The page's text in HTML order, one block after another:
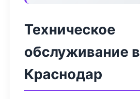
Техническое
обслуживание в
Краснодар